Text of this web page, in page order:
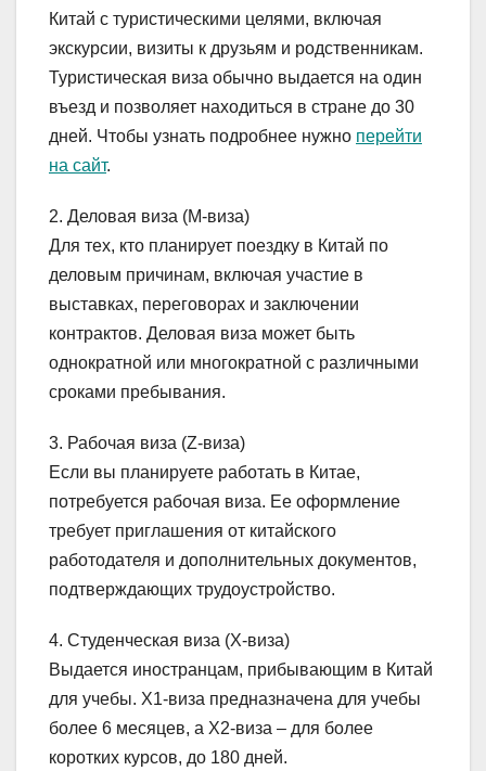
Китай с туристическими целями, включая
экскурсии, визиты к друзьям и родственникам.
Туристическая виза обычно выдается на один
въезд и позволяет находиться в стране до 30
дней. Чтобы узнать подробнее нужно перейти
на сайт.
2. Деловая виза (M-виза)
Для тех, кто планирует поездку в Китай по
деловым причинам, включая участие в
выставках, переговорах и заключении
контрактов. Деловая виза может быть
однократной или многократной с различными
сроками пребывания.
3. Рабочая виза (Z-виза)
Если вы планируете работать в Китае,
потребуется рабочая виза. Ее оформление
требует приглашения от китайского
работодателя и дополнительных документов,
подтверждающих трудоустройство.
4. Студенческая виза (X-виза)
Выдается иностранцам, прибывающим в Китай
для учебы. X1-виза предназначена для учебы
более 6 месяцев, а X2-виза – для более
коротких курсов, до 180 дней.